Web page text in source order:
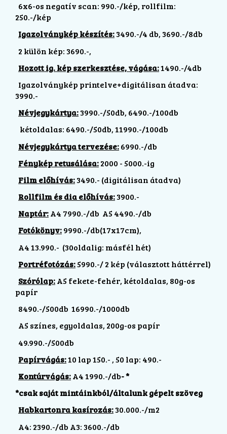
6x6-os negatív scan: 990.-/kép, rollfilm:
250.-/kép
Igazolványkép készítés:3490.-/4 db, 3690.-/8db
2 külön kép: 3690.-,
Hozott ig. kép szerkesztése, vágása:1490.-/4db
Igazolványkép printelve+digitálisan átadva:
3990.-
Névjegykártya:3990.-/50db, 6490.-/100db
kétoldalas: 6490.-/50db, 11990.-/100db
Névjegykártya tervezése:6990.-/db
Fénykép retusálása:2000 - 5000.-ig
Film előhívás:3490.- (digitálisan átadva)
Rollfilm és dia előhívás:3900.-
Naptár:A4 7990.-/db A5 4490.-/db
Fotókönyv:9990.-/db(17x17cm),
A4 13.990.- (30oldalig: másfél hét)
Portréfotózás:5990.-/ 2 kép (választott háttérrel)
Szórólap:A5 fekete-fehér, kétoldalas, 80g-os
papír
8490.-/500db 16990.-/1000db
A5 színes, egyoldalas, 200g-os papír
49.990.-/500db
Papírvágás:10 lap 150.- , 50 lap: 490.-
Kontúrvágás:A4 1990.-/db- *
*csak saját mintáinkból/általunk gépelt szöveg
Habkartonra kasírozás:30.000.-/m2
A4: 2390.-/db A3: 3600.-/db